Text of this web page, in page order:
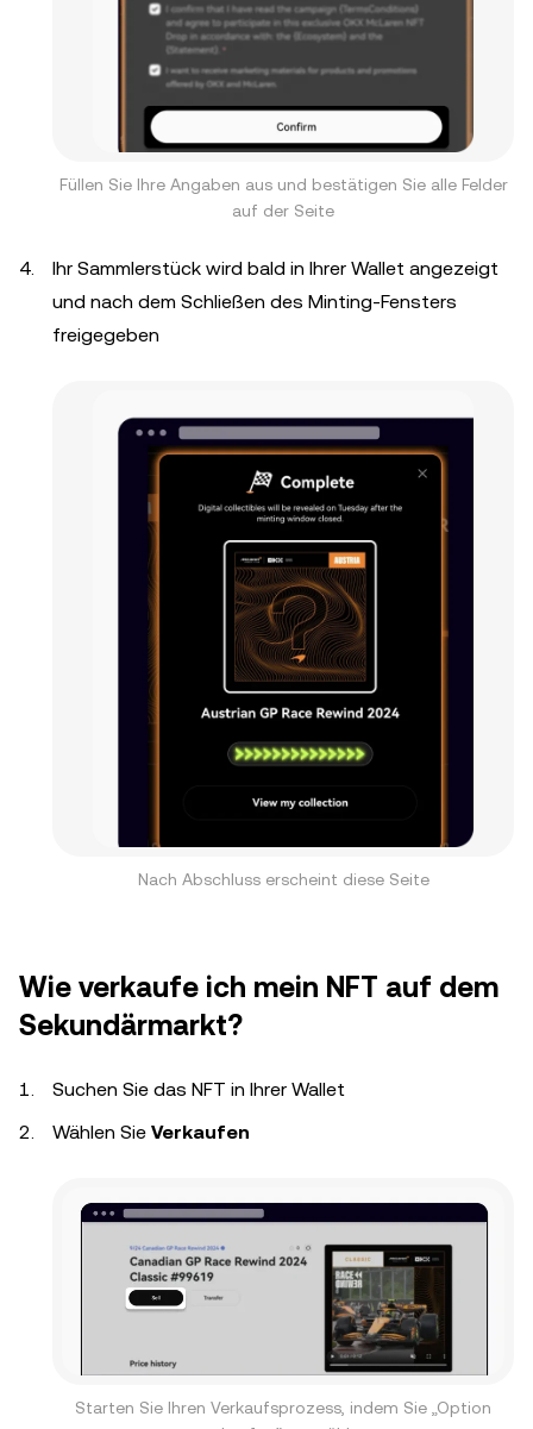
Füllen Sie Ihre Angaben aus und bestätigen Sie alle Felder
auf der Seite
Ihr Sammlerstück wird bald in Ihrer Wallet angezeigt
und nach dem Schließen des Minting-Fensters
freigegeben
Nach Abschluss erscheint diese Seite
Wie verkaufe ich mein NFT auf dem
Sekundärmarkt?
Suchen Sie das NFT in Ihrer Wallet
Wählen Sie Verkaufen
Starten Sie Ihren Verkaufsprozess, indem Sie „Option